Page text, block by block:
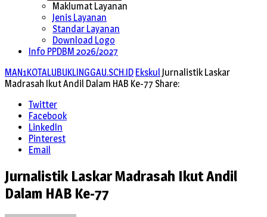
Maklumat Layanan
Jenis Layanan
Standar Layanan
Download Logo
Info PPDBM 2026/2027
MAN1KOTALUBUKLINGGAU.SCH.ID Ekskul Jurnalistik Laskar
Madrasah Ikut Andil Dalam HAB Ke-77 Share:
Twitter
Facebook
LinkedIn
Pinterest
Email
Jurnalistik Laskar Madrasah Ikut Andil
Dalam HAB Ke-77